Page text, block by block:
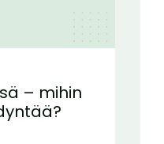
– mihin